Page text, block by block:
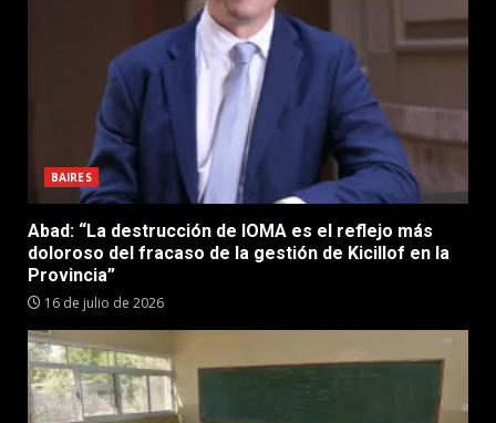
BAIRES
Abad: “La destrucción de IOMA es el reflejo más
doloroso del fracaso de la gestión de Kicillof en la
Provincia”
16 de julio de 2026